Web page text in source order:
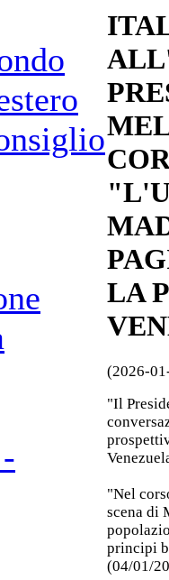
LA
(2026-
"Il
"Nel
scena di
principi
(04/01/